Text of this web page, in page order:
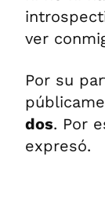
ver
Por su
dos. Por
expresó.